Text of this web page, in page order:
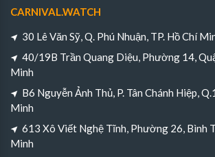
CARNIVAL.WATCH
30 Lê Văn Sỹ, Q. Phú Nhuận, TP. Hồ Chí
40/19B Trần Quang Diệu, Phường 14,
Minh
B6 Nguyễn Ảnh Thủ, P. Tân Chánh Hiệp,
Minh
613 Xô Viết Nghệ Tĩnh, Phường 26, Bình
Minh